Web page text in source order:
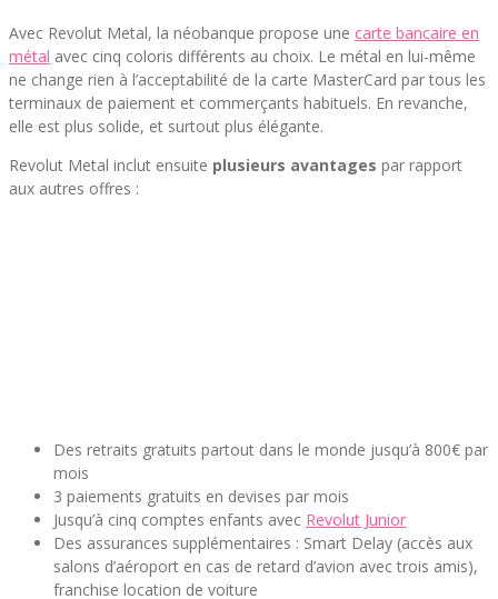
Avec Revolut Metal, la néobanque propose une carte bancaire en
métal avec cinq coloris différents au choix. Le métal en lui-même
ne change rien à l’acceptabilité de la carte MasterCard par tous les
terminaux de paiement et commerçants habituels. En revanche,
elle est plus solide, et surtout plus élégante.
Revolut Metal inclut ensuite plusieurs avantages par rapport
aux autres offres :
Des retraits gratuits partout dans le monde jusqu’à 800€ par
mois
3 paiements gratuits en devises par mois
Jusqu’à cinq comptes enfants avec Revolut Junior
Des assurances supplémentaires : Smart Delay (accès aux
salons d’aéroport en cas de retard d’avion avec trois amis),
franchise location de voiture